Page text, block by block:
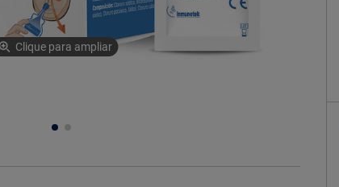
Clique para ampliar